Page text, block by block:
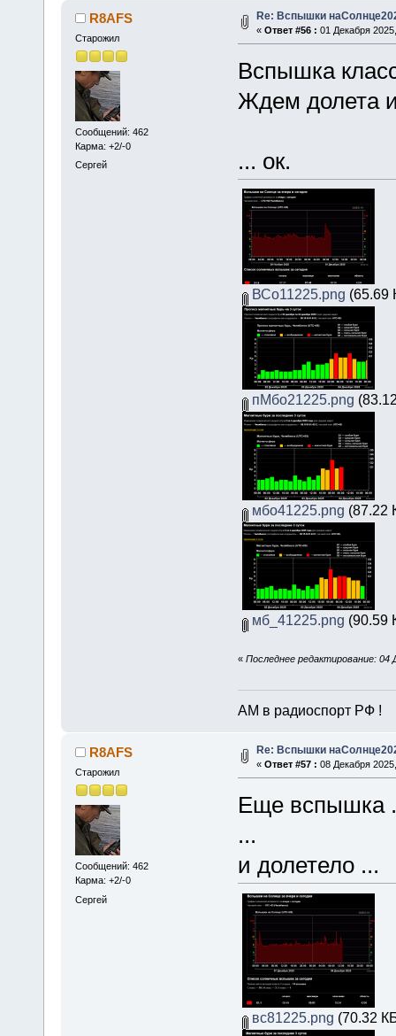
R8AFS
Старожил
Сообщений: 462
Карма: +2/-0
Сергей
Re: Вспышки
« Ответ #56 : 01 Декабря
Вспышка
Ждем долета
... ок.
ВСо11225.png (65.69
пМбо21225.png
мбо41225.png (87.22
мб_41225.png (90.59
« Последнее редактирование: 04
АМ в радиоспорт РФ !
R8AFS
Старожил
Сообщений: 462
Карма: +2/-0
Сергей
Re: Вспышки
« Ответ #57 : 08 Декабря
Еще вспышка
...
и долетело ...
вс81225.png (70.32